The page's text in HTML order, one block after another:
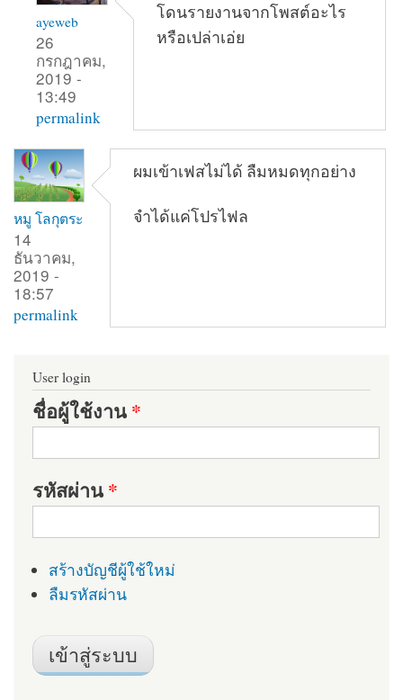
ayeweb
26
กรกฎาคม,
2019 -
13:49
permalink
โดนรายงานจากโพสต์อะไร
หรือเปล่าเอ่ย
หมู โลกุตระ
14
ธันวาคม,
2019 -
18:57
permalink
ผมเข้าเฟสไม่ได้ ลืมหมดทุกอย่าง
จำได้แค่โปรไฟล
User login
ชื่อผู้ใช้งาน*
รหัสผ่าน*
สร้างบัญชีผู้ใช้ใหม่
ลืมรหัสผ่าน